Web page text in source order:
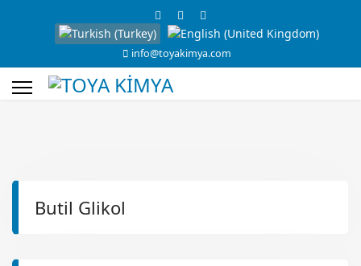
info@toyakimya.com
Butil Glikol